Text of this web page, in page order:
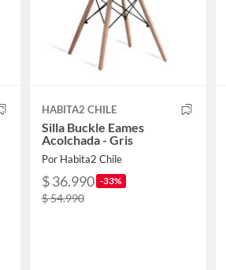
HABITA2 CHILE
Silla Buckle Eames
Acolchada - Gris
Por Habita2 Chile
$ 36.990 -33%
$ 54.990